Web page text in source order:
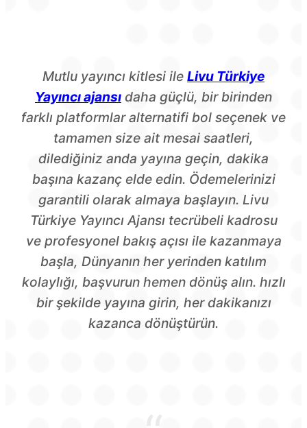
Mutlu yayıncı kitlesi ile Livu Türkiye
Yayıncı ajansı daha güçlü, bir birinden
farklı platformlar alternatifi bol seçenek ve
tamamen size ait mesai saatleri,
dilediğiniz anda yayına geçin, dakika
başına kazanç elde edin. Ödemelerinizi
garantili olarak almaya başlayın. Livu
Türkiye Yayıncı Ajansı tecrübeli kadrosu
ve profesyonel bakış açısı ile kazanmaya
başla, Dünyanın her yerinden katılım
kolaylığı, başvurun hemen dönüş alın. hızlı
bir şekilde yayına girin, her dakikanızı
kazanca dönüştürün.